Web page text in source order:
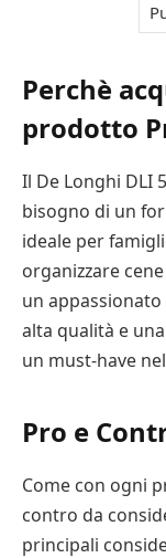
Perchè
prodotto
Il De Longhi DLI
bisogno di un
ideale per
organizzare
un
alta qualità e
un must-have
Pro e
Come con ogni
contro da
principali